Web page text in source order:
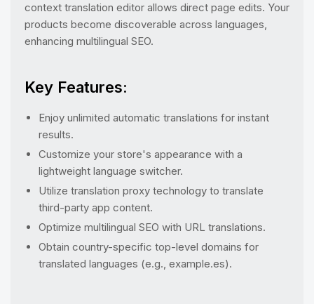
context translation editor allows direct page edits. Your
products become discoverable across languages,
enhancing multilingual SEO.
Key Features:
Enjoy unlimited automatic translations for instant
results.
Customize your store's appearance with a
lightweight language switcher.
Utilize translation proxy technology to translate
third-party app content.
Optimize multilingual SEO with URL translations.
Obtain country-specific top-level domains for
translated languages (e.g., example.es).